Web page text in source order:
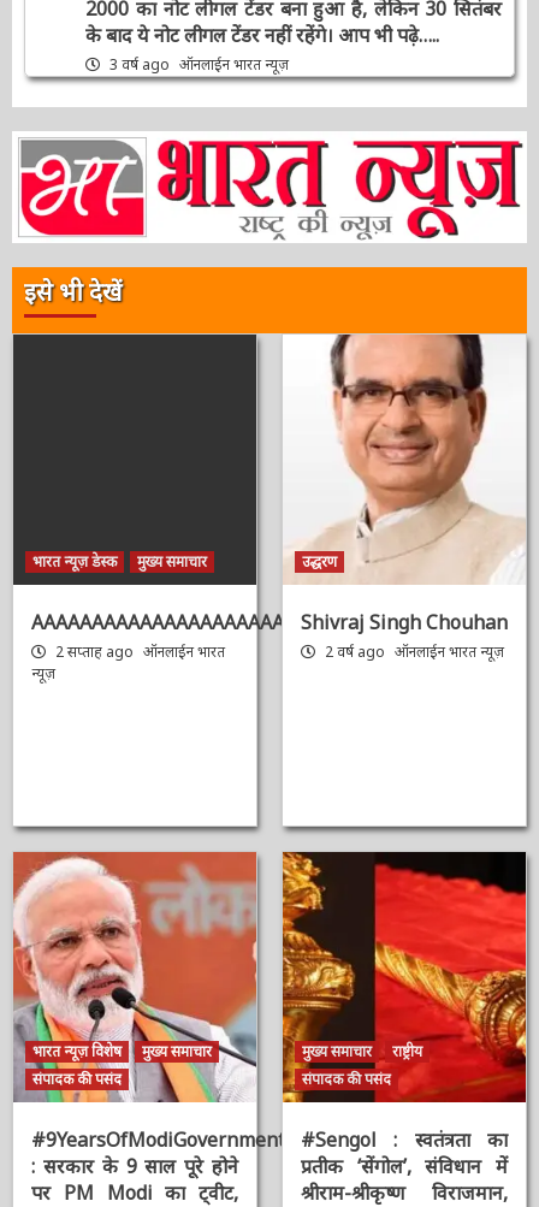
क्लीन नोट पॉलिसी’ : 2000 की नोट बदली पर 5
कन्फ्यूजन जो आज RBI गवर्नर Shaktikanta ने किया
दूर, कहा 2000 का नोट लीगल टेंडर बना हुआ है, लेकिन
3 वर्ष ago ऑनलाईन भारत न्यूज़
भारत न्यूज़ डेस्क मुख्य समाचार उद्धरण
भारत न्यूज़ विशेष
मुख्य समाचार
संपादक की पसंद
मुख्य समाचार
राष्ट्रीय
संपादक की पसंद